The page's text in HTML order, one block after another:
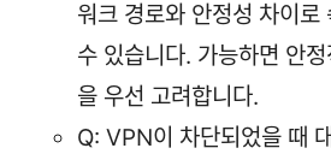
워크 경로와 안정성 차이로
수 있습니다. 가능하면 안
을 우선 고려합니다.
Q: VPN이 차단되었을 때